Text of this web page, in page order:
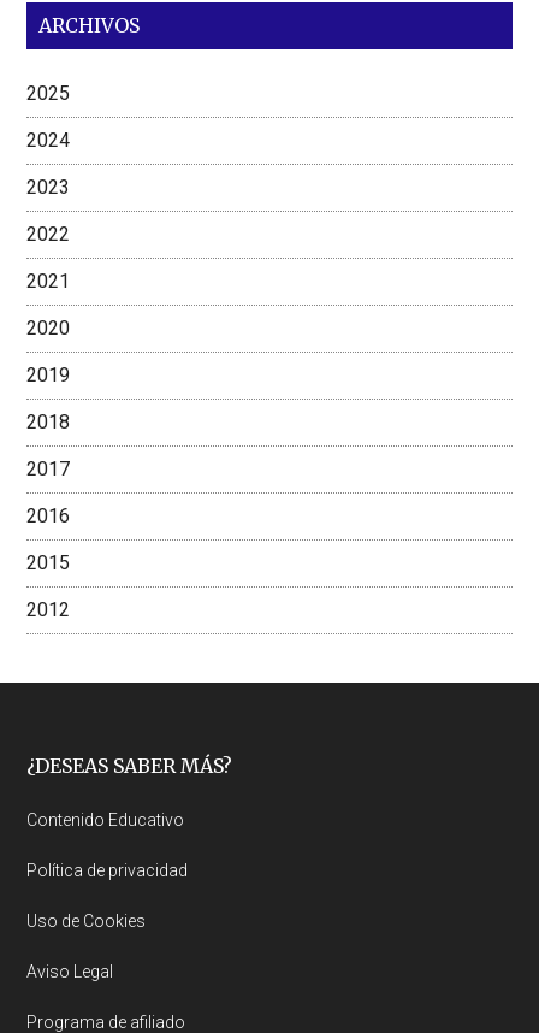
ARCHIVOS
2025
2024
2023
2022
2021
2020
2019
2018
2017
2016
2015
2012
Footer
¿DESEAS SABER MÁS?
Contenido Educativo
Política de privacidad
Uso de Cookies
Aviso Legal
Programa de afiliado